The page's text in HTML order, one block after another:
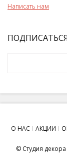
Написать нам
О НАС АКЦИИ
© Студия